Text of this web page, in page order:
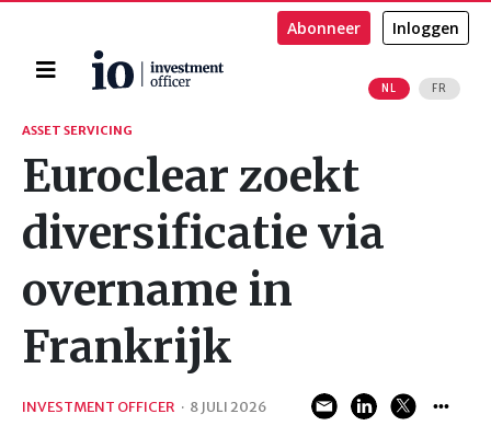
Home
NL FR
Abonneer Inloggen
Zoeken
ASSET SERVICING
Euroclear zoekt
diversificatie via
overname in
Frankrijk
INVESTMENT OFFICER · 8 JULI 2026